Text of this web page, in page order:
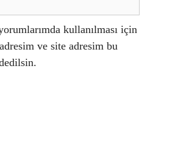
kullanılması için
ve site adresim bu